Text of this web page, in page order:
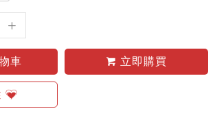
車 立即購買